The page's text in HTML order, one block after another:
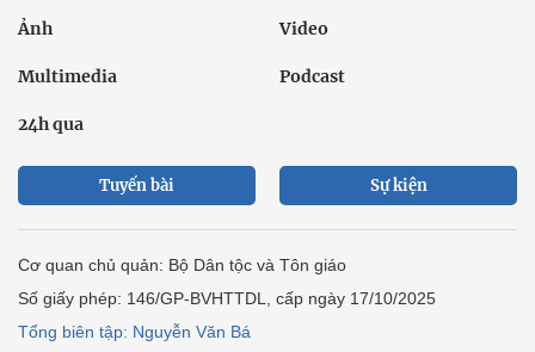
Ảnh Video
Multimedia Podcast
24h qua
Tuyến bài Sự kiện
Cơ quan chủ quản: Bộ Dân tộc và Tôn giáo
Số giấy phép: 146/GP-BVHTTDL, cấp ngày 17/10/2025
Tổng biên tập: Nguyễn Văn Bá